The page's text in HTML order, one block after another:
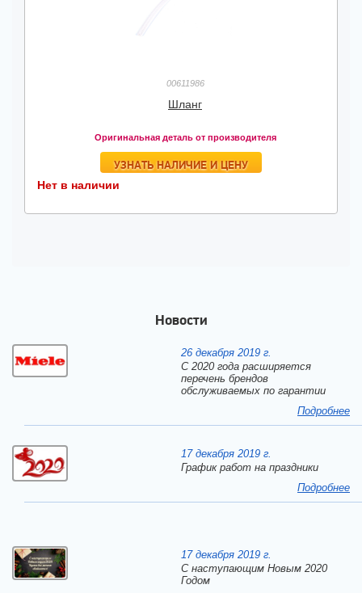
00611986
Шланг
Оригинальная деталь от производителя
УЗНАТЬ НАЛИЧИЕ И ЦЕНУ
Нет в наличии
Новости
26 декабря 2019 г.
С 2020 года расширяется
перечень брендов
обслуживаемых по гарантии
Подробнее
17 декабря 2019 г.
График работ на праздники
Подробнее
17 декабря 2019 г.
C наступающим Новым 2020
Годом